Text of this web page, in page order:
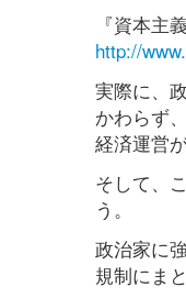
『資本主
http://
実際に、
かわらず
経済運営
そして、
う。
政治家に
規制にま